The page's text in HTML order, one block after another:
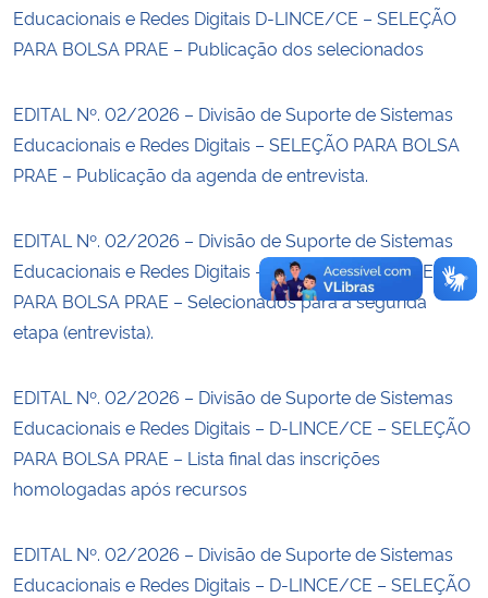
Educacionais e Redes Digitais D-LINCE/CE – SELEÇÃO
PARA BOLSA PRAE – Publicação dos selecionados
EDITAL Nº. 02/2026 – Divisão de Suporte de Sistemas
Educacionais e Redes Digitais – SELEÇÃO PARA BOLSA
PRAE – Publicação da agenda de entrevista.
EDITAL Nº. 02/2026 – Divisão de Suporte de Sistemas
Educacionais e Redes Digitais – D-LINCE/CE – SELEÇÃO
PARA BOLSA PRAE – Selecionados para a segunda
etapa (entrevista).
EDITAL Nº. 02/2026 – Divisão de Suporte de Sistemas
Educacionais e Redes Digitais – D-LINCE/CE – SELEÇÃO
PARA BOLSA PRAE – Lista final das inscrições
homologadas após recursos
EDITAL Nº. 02/2026 – Divisão de Suporte de Sistemas
Educacionais e Redes Digitais – D-LINCE/CE – SELEÇÃO